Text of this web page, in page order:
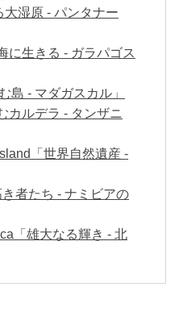
湿原 - パンタナー
に生きる - ガラパゴス
島 - マダガスカル」
カルデラ - タンザニ
「世界自然遺産 -
者たち - ナミビアの
「雄大なる輝き - 北